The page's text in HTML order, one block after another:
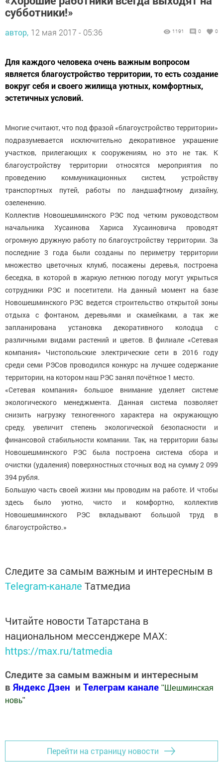
субботники!»
автор, 12 мая 2017 - 05:36 1191 0 0
Для каждого человека очень важным вопросом
является благоустройство территории, то есть создание
вокруг себя и своего жилища уютных, комфортных,
эстетичных условий.
Многие считают, что под фразой «благоустройство территории»
подразумевается исключительно декоративное украшение
участков, прилегающих к сооружениям, но это не так. К
благоустройству территории относятся мероприятия по
проведению коммуникационных систем, устройству
транспортных путей, работы по ландшафтному дизайну,
озеленению.
Коллектив Новошешминского РЭС под четким руководством
начальника Хусаинова Хариса Хусаиновича проводят
огромную дружную работу по благоустройству территории. За
последние 3 года были созданы по периметру территории
множество цветочных клумб, посажены деревья, построена
беседка, в которой в жаркую летнюю погоду могут укрыться
сотрудники РЭС и посетители. На данный момент на базе
Новошешминского РЭС ведется строительство открытой зоны
отдыха с фонтаном, деревьями и скамейками, а так же
запланирована установка декоративного колодца с
различными видами растений и цветов. В филиале «Сетевая
компания» Чистопольские электрические сети в 2016 году
среди семи РЭСов проводился конкурс на лучшее содержание
территории, на котором наш РЭС занял почётное 1 место.
«Сетевая компания» большое внимание уделяет системе
экологического менеджмента. Данная система позволяет
снизить нагрузку техногенного характера на окружающую
среду, увеличит степень экологической безопасности и
финансовой стабильности компании. Так, на территории базы
Новошешминского РЭС была построена система сбора и
очистки (удаления) поверхностных сточных вод на сумму 2 099
394 рубля.
Большую часть своей жизни мы проводим на работе. И чтобы
здесь было уютно, чисто и комфортно, коллектив
Новошешминского РЭС вкладывают большой труд в
благоустройство.»
Следите за самым важным и интересным в
Telegram-канале Татмедиа
Читайте новости Татарстана в
национальном мессенджере MАХ:
https://max.ru/tatmedia
Следите за самым важным и интересным
в Яндекс Дзен и Телеграм канале " Шешминская
новь"
Перейти на страницу новости